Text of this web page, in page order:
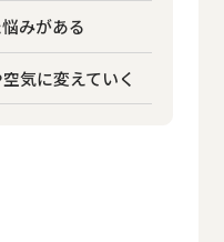
みがある
気に変えていく